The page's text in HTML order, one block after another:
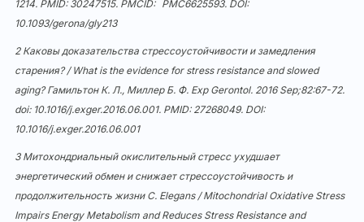
1214. PMID: 30247515. PMCID: PMC6625593. DOI:
10.1093/gerona/gly213
2 Каковы доказательства стрессоустойчивости и замедления
старения? / What is the evidence for stress resistance and slowed
aging? Гамильтон К. Л., Миллер Б. Ф. Exp Gerontol. 2016 Sep;82:67-72.
doi: 10.1016/j.exger.2016.06.001. PMID: 27268049. DOI:
10.1016/j.exger.2016.06.001
3 Митохондриальный окислительный стресс ухудшает
энергетический обмен и снижает стрессоустойчивость и
продолжительность жизни C. Elegans / Mitochondrial Oxidative Stress
Impairs Energy Metabolism and Reduces Stress Resistance and